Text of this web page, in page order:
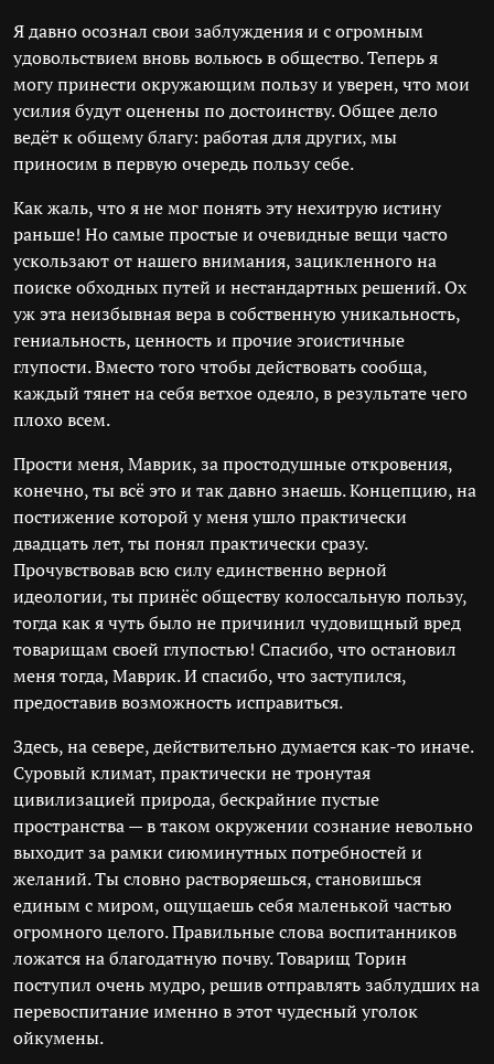
Я давно осознал свои заблуждения и с огромным
удовольствием вновь вольюсь в общество. Теперь я
могу принести окружающим пользу и уверен, что мои
усилия будут оценены по достоинству. Общее дело
ведёт к общему благу: работая для других, мы
приносим в первую очередь пользу себе.
Как жаль, что я не мог понять эту нехитрую истину
раньше! Но самые простые и очевидные вещи часто
ускользают от нашего внимания, зацикленного на
поиске обходных путей и нестандартных решений. Ох
уж эта неизбывная вера в собственную уникальность,
гениальность, ценность и прочие эгоистичные
глупости. Вместо того чтобы действовать сообща,
каждый тянет на себя ветхое одеяло, в результате чего
плохо всем.
Прости меня, Маврик, за простодушные откровения,
конечно, ты всё это и так давно знаешь. Концепцию, на
постижение которой у меня ушло практически
двадцать лет, ты понял практически сразу.
Прочувствовав всю силу единственно верной
идеологии, ты принёс обществу колоссальную пользу,
тогда как я чуть было не причинил чудовищный вред
товарищам своей глупостью! Спасибо, что остановил
меня тогда, Маврик. И спасибо, что заступился,
предоставив возможность исправиться.
Здесь, на севере, действительно думается как-то иначе.
Суровый климат, практически не тронутая
цивилизацией природа, бескрайние пустые
пространства — в таком окружении сознание невольно
выходит за рамки сиюминутных потребностей и
желаний. Ты словно растворяешься, становишься
единым с миром, ощущаешь себя маленькой частью
огромного целого. Правильные слова воспитанников
ложатся на благодатную почву. Товарищ Торин
поступил очень мудро, решив отправлять заблудших на
перевоспитание именно в этот чудесный уголок
ойкумены.